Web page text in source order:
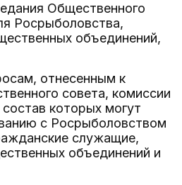
Общественного
Росрыболовства,
объединений,
отнесенным к
совета, комиссии
которых могут
с Росрыболовством
служащие,
объединений и